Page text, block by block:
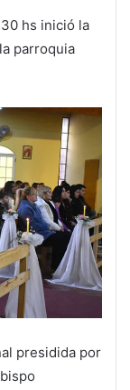
hs inició la
parroquia
presidida por